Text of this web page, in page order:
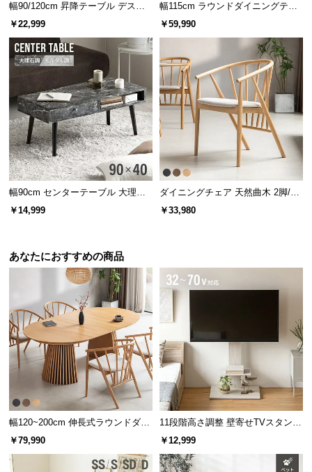
幅90/120cm 昇降テーブル デスク
無段階高さ調節 ガス圧昇降式 ダイ
￥22,999
幅115cm ラウンドダイニングテー
ブル 4人掛け 天然木突板 美しい格
￥59,990
幅90cm センターテーブル 大理石/
モルタル調 天然木脚 収納スペース
￥14,999
ダイニングチェア 天然曲木 2脚/4
脚セット
￥33,980
あなたにおすすめの商品
幅120~200cm 伸長式ラウンドダイ
ニングテーブル 6人掛け 天然木突
板 美しい格子デザイン
￥79,990
11段階高さ調整 壁寄せTVスタンド
キャスター付き 上下左右角度調節
￥12,999